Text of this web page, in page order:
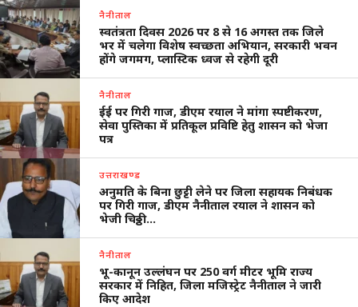
नैनीताल
स्वतंत्रता दिवस 2026 पर 8 से 16 अगस्त तक जिले
भर में चलेगा विशेष स्वच्छता अभियान, सरकारी भवन
होंगे जगमग, प्लास्टिक ध्वज से रहेगी दूरी
नैनीताल
ईई पर गिरी गाज, डीएम रयाल ने मांगा स्पष्टीकरण,
सेवा पुस्तिका में प्रतिकूल प्रविष्टि हेतु शासन को भेजा
पत्र
उत्तराखण्ड
अनुमति के बिना छुट्टी लेने पर जिला सहायक निबंधक
पर गिरी गाज, डीएम नैनीताल रयाल ने शासन को
भेजी चिठ्ठी…
नैनीताल
भू-कानून उल्लंघन पर 250 वर्ग मीटर भूमि राज्य
सरकार में निहित, जिला मजिस्ट्रेट नैनीताल ने जारी
किए आदेश